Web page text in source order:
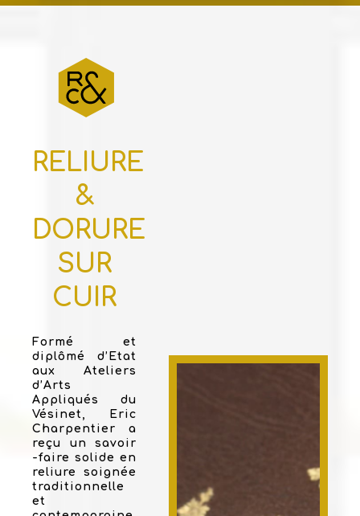
RELIURE
&
DORURE
SUR
CUIR
Formé et
diplômé d’Etat
aux Ateliers
d’Arts
Appliqués du
Vésinet, Eric
Charpentier a
reçu un savoir
-faire solide en
reliure soignée
traditionnelle
et